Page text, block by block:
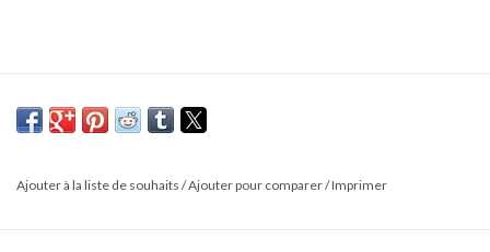
Ajouter à la liste de souhaits /Ajouter pour comparer/Imprimer